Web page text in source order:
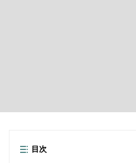
目次